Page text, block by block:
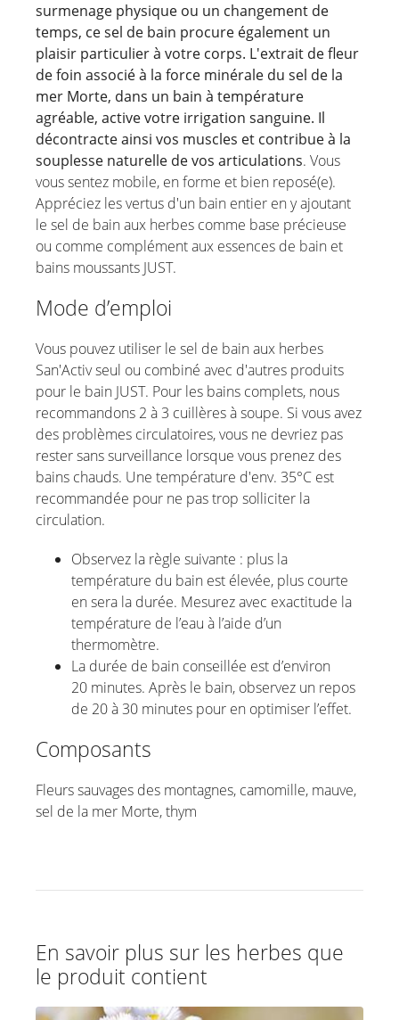
surmenage physique ou un changement de
temps, ce sel de bain procure également un
plaisir particulier à votre corps. L'extrait de fleur
de foin associé à la force minérale du sel de la
mer Morte, dans un bain à température
agréable, active votre irrigation sanguine. Il
décontracte ainsi vos muscles et contribue à la
souplesse naturelle de vos articulations. Vous
vous sentez mobile, en forme et bien reposé(e).
Appréciez les vertus d'un bain entier en y ajoutant
le sel de bain aux herbes comme base précieuse
ou comme complément aux essences de bain et
bains moussants JUST.
Mode d’emploi
Vous pouvez utiliser le sel de bain aux herbes
San'Activ seul ou combiné avec d'autres produits
pour le bain JUST. Pour les bains complets, nous
recommandons 2 à 3 cuillères à soupe. Si vous avez
des problèmes circulatoires, vous ne devriez pas
rester sans surveillance lorsque vous prenez des
bains chauds. Une température d'env. 35°C est
recommandée pour ne pas trop solliciter la
circulation.
Observez la règle suivante : plus la
température du bain est élevée, plus courte
en sera la durée. Mesurez avec exactitude la
température de l’eau à l’aide d’un
thermomètre.
La durée de bain conseillée est d’environ
20 minutes. Après le bain, observez un repos
de 20 à 30 minutes pour en optimiser l’effet.
Composants
Fleurs sauvages des montagnes, camomille, mauve,
sel de la mer Morte, thym
En savoir plus sur les herbes que
le produit contient